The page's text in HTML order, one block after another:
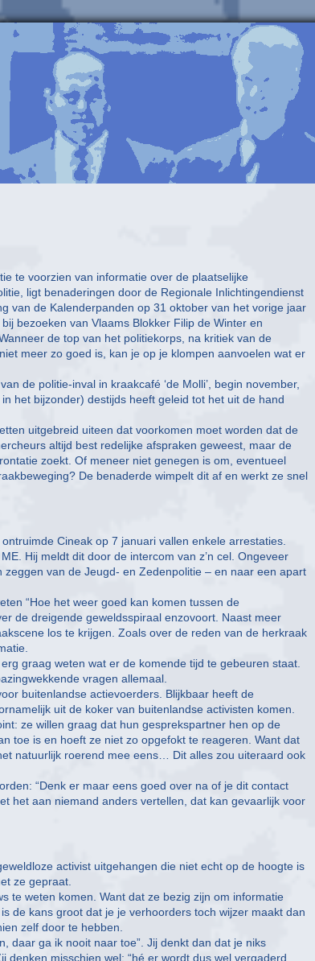
te voorzien van informatie over de plaatselijke
ligt benaderingen door de Regionale Inlichtingendienst
van de Kalenderpanden op 31 oktober van het vorige jaar
bezoeken van Vlaams Blokker Filip de Winter en
de top van het politiekorps, na kritiek van de
meer zo goed is, kan je op je klompen aanvoelen wat er
de politie-inval in kraakcafé ‘de Molli’, begin november,
het bijzonder) destijds heeft geleid tot het uit de hand
uitgebreid uiteen dat voorkomen moet worden dat de
altijd best redelijke afspraken geweest, maar de
zoekt. Of meneer niet genegen is om, eventueel
De benaderde wimpelt dit af en werkt ze snel
Cineak op 7 januari vallen enkele arrestaties.
Hij meldt dit door de intercom van z’n cel. Ongeveer
van de Jeugd- en Zedenpolitie – en naar een apart
“Hoe het weer goed kan komen tussen de
de dreigende geweldsspiraal enzovoort. Naast meer
los te krijgen. Zoals over de reden van de herkraak
graag weten wat er de komende tijd te gebeuren staat.
vragen allemaal.
buitenlandse actievoerders. Blijkbaar heeft de
uit de koker van buitenlandse activisten komen.
ze willen graag dat hun gesprekspartner hen op de
toe is en hoeft ze niet zo opgefokt te reageren. Want dat
natuurlijk roerend mee eens… Dit alles zou uiteraard ook
“Denk er maar eens goed over na of je dit contact
het aan niemand anders vertellen, dat kan gevaarlijk voor
activist uitgehangen die niet echt op de hoogte is
ze gepraat.
te weten komen. Want dat ze bezig zijn om informatie
de kans groot dat je je verhoorders toch wijzer maakt dan
zelf door te hebben.
daar ga ik nooit naar toe”. Jij denkt dan dat je niks
misschien wel: “hé er wordt dus wel vergaderd